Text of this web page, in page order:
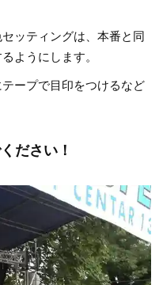
ッティングは、本番と同
ようにします。
ープで目印をつけるなど
ださい！